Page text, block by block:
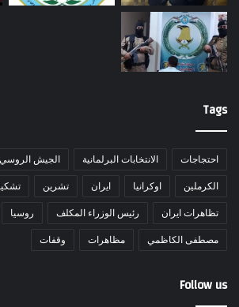
Tags
احتجاجات الانتخابات البرلمانية الجيش الروسي
الكرملين اوكرانيا ايران تشرين
تظاهرات ايران رئيس الوزراء المكلف روسيا
مصطفى الكاظمي مظاهرات وقفات
Follow us